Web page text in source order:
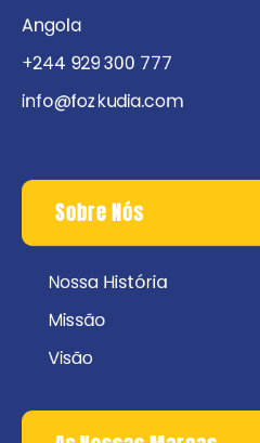
Angola
+244 929 300 777
info@fozkudia.com
Sobre Nós
Nossa História
Missão
Visão